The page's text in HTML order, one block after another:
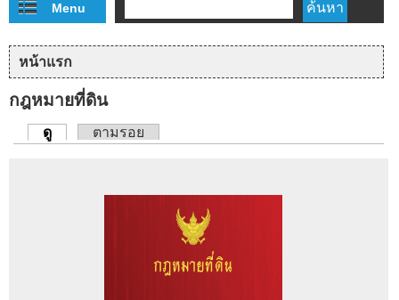
ฟอร์มค้นหา
Menu
คุณอยู่ที่นี่
หน้าแรก
กฎหมายที่ดิน
ดู (แท็บปัจจุบัน)
ตามรอย